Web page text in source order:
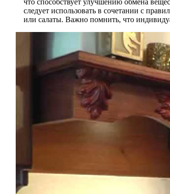
следует использовать в сочетании с
или салаты. Важно помнить, что